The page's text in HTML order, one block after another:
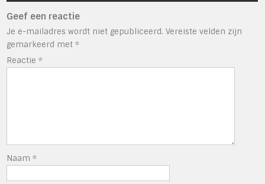
Geef een reactie
Je e-mailadres wordt niet gepubliceerd. Vereiste velden zijn
gemarkeerd met*
Reactie*
Naam*